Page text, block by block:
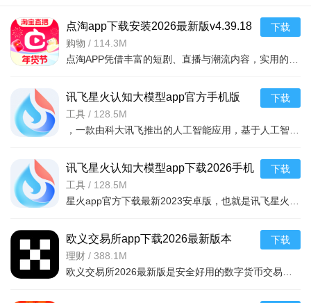
版
点淘app下载安装2026最新版v4.39.18
官方版
购物 / 114.3M
下载
讯飞星火认知大模型app官方手机版
v5.6.1安卓版
工具 / 128.5M
下载
讯飞星火认知大模型app下载2026手机
版v5.6.1安卓最新版
工具 / 128.5M
下载
欧义交易所app下载2026最新版本
v6.165.0最新版
理财 / 388.1M
下载